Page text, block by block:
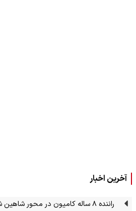
آخرین اخبار
راننده ۸ ساله کامیون در محور شاهین شهر متوقف شد